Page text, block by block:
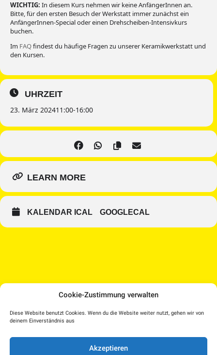
Cookie-Zustimmung verwalten
Diese Website benutzt Cookies. Wenn du die Website weiter nutzt, gehen wir von
deinem Einverständnis aus
Akzeptieren
WICHTIG: In diesem Kurs nehmen wir keine AnfängerInnen an.
Bitte, für den ersten Besuch der Werkstatt immer zunächst ein
AnfängerInnen-Special oder einen Drehscheiben-Intensivkurs
buchen.
Im FAQfindest du häufige Fragen zu unserer Keramikwerkstatt und
den Kursen.
UHRZEIT
23. März 202411:00-16:00
LEARN MORE
KALENDAR ICAL GOOGLECAL
YouTube
Dorf TV
Medien Kultur Haus |
Pollheimerstraße 17 | 4600 Wels
office@medienkulturhaus.at